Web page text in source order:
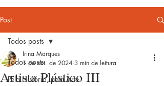
Post
Todos posts
Pela História, pela Arte
Todos posts
Artista Plástico III
Irina Marques
1 de out. de 2024 3 min de leitura